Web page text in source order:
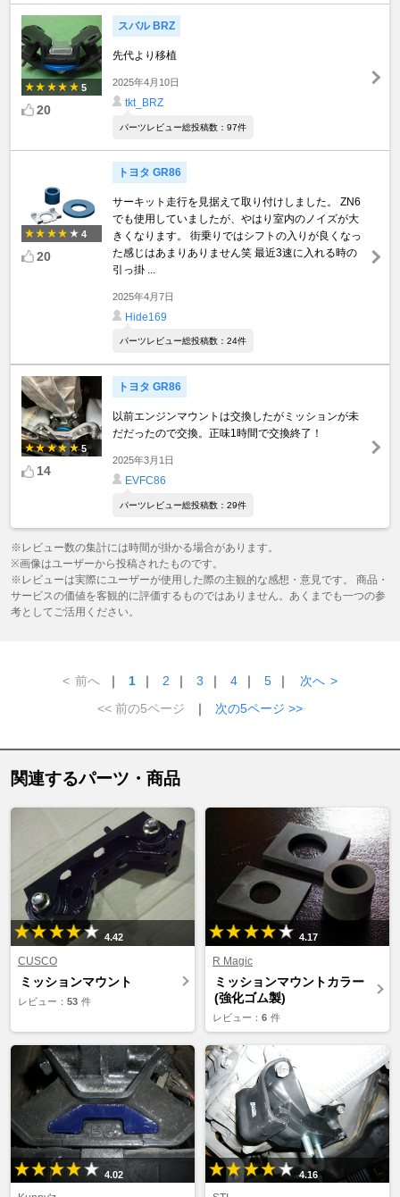
5
20
スバル BRZ
先代より移植
2025年4月10日
tkt_BRZ
パーツレビュー総投稿数：97件
4
20
トヨタ GR86
サーキット走行を見据えて取り付けしました。 ZN6
でも使用していましたが、やはり室内のノイズが大
きくなります。 街乗りではシフトの入りが良くなっ
た感じはあまりありません笑 最近3速に入れる時の
引っ掛 ...
2025年4月7日
Hide169
パーツレビュー総投稿数：24件
5
14
トヨタ GR86
以前エンジンマウントは交換したがミッションが未
だだったので交換。正味1時間で交換終了！
2025年3月1日
EVFC86
パーツレビュー総投稿数：29件
※レビュー数の集計には時間が掛かる場合があります。
※画像はユーザーから投稿されたものです。
※レビューは実際にユーザーが使用した際の主観的な感想・意見です。 商品・
サービスの価値を客観的に評価するものではありません。あくまでも一つの参
考としてご活用ください。
< 前へ ｜ 1 ｜ 2 ｜ 3 ｜ 4 ｜ 5 ｜ 次へ >
<< 前の5ページ
｜ 次の5ページ >>
関連するパーツ・商品
4.42
CUSCO
ミッションマウント
レビュー： 53 件
4.17
R Magic
ミッションマウントカラー
(強化ゴム製)
レビュー： 6 件
4.02 4.16